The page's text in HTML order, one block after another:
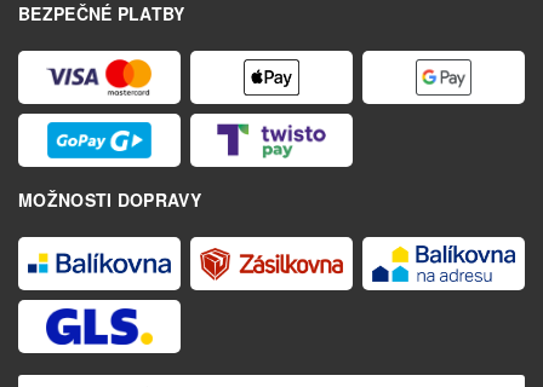
BEZPEČNÉ PLATBY
MOŽNOSTI DOPRAVY